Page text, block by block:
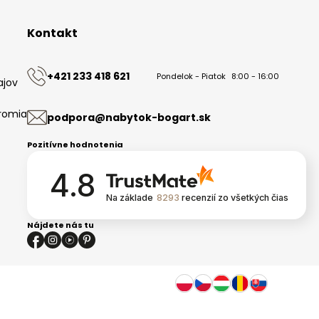
Kontakt
+421 233 418 621 Pondelok - Piatok 8:00 - 16:00
podpora@nabytok-bogart.sk
Pozitívne hodnotenia
4.8 Na základe 8293 recenzií zo všetkých čias
Nájdete nás tu